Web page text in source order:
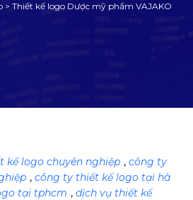
> Thiết kế logo Dược mỹ phẩm VAJAKO
kế logo chuyên nghiệp , công ty
, công ty thiết kế logo tại hà
tại tphcm , dịch vụ thiết kế